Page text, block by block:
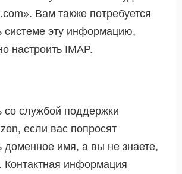
Вам также потребуется
системе эту информацию,
настроить IMAP.
со службой поддержки
если вас попросят
доменное имя, а вы не знаете,
Контактная информация